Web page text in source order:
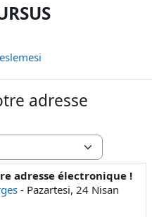
adresse
adresse électronique !
- Pazartesi, 24 Nisan